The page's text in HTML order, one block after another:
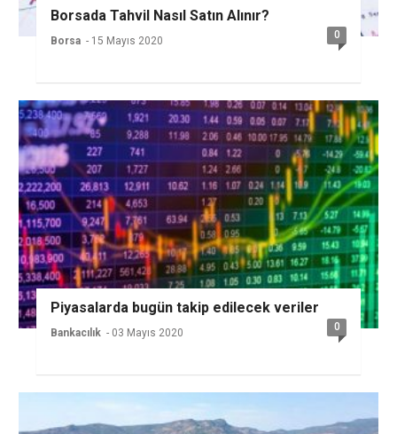
Borsada Tahvil Nasıl Satın Alınır?
Borsa - 15 Mayıs 2020 0
Piyasalarda bugün takip edilecek veriler
Bankacılık - 03 Mayıs 2020 0